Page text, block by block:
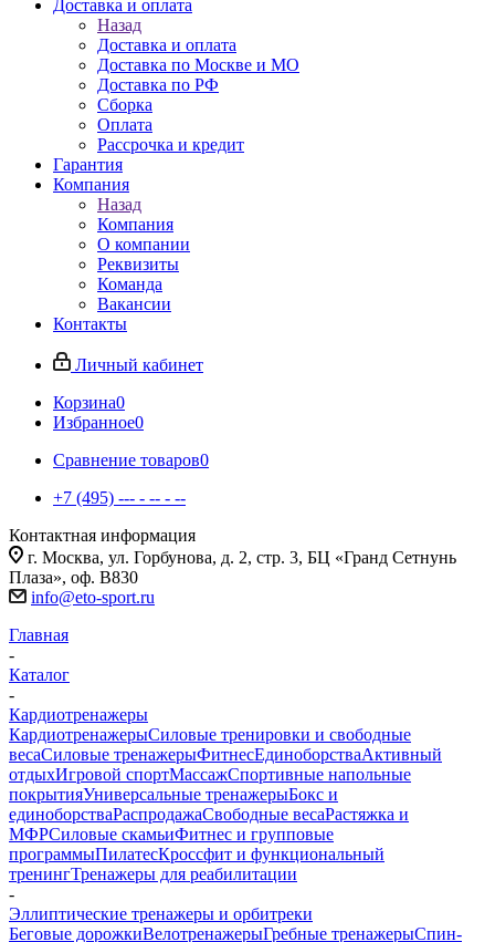
Доставка и оплата
Назад
Доставка и оплата
Доставка по Москве и МО
Доставка по РФ
Сборка
Оплата
Рассрочка и кредит
Гарантия
Компания
Назад
Компания
О компании
Реквизиты
Команда
Вакансии
Контакты
Личный кабинет
Корзина0
Избранное0
Сравнение товаров0
+7 (495) --- - -- - --
Контактная информация
г. Москва, ул. Горбунова, д. 2, стр. 3, БЦ «Гранд Сетнунь
Плаза», оф. В830
info@eto-sport.ru
Главная
-
Каталог
-
Кардиотренажеры
КардиотренажерыСиловые тренировки и свободные
весаСиловые тренажерыФитнесЕдиноборстваАктивный
отдыхИгровой спортМассажСпортивные напольные
покрытияУниверсальные тренажерыБокс и
единоборстваРаспродажаСвободные весаРастяжка и
МФРСиловые скамьиФитнес и групповые
программыПилатесКроссфит и функциональный
тренингТренажеры для реабилитации
-
Эллиптические тренажеры и орбитреки
Беговые дорожкиВелотренажерыГребные тренажерыСпин-